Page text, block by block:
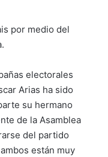
por medio del
electorales
Arias ha sido
su hermano
de la Asamblea
del partido
están muy